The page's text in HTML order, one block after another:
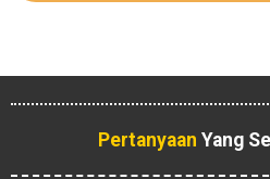
Pertanyaan Yang